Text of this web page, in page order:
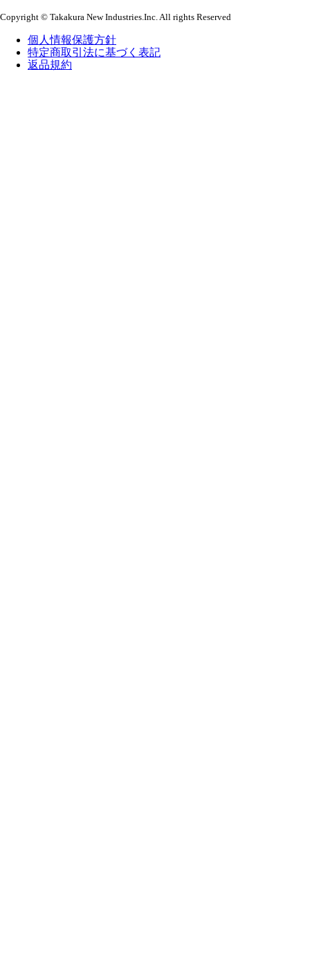
Copyright © Takakura New Industries.Inc. All rights Reserved
個人情報保護方針
特定商取引法に基づく表記
返品規約